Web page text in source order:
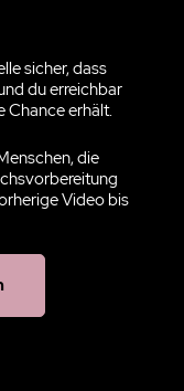
sicher, dass
du erreichbar
Chance erhält.
die
Video bis